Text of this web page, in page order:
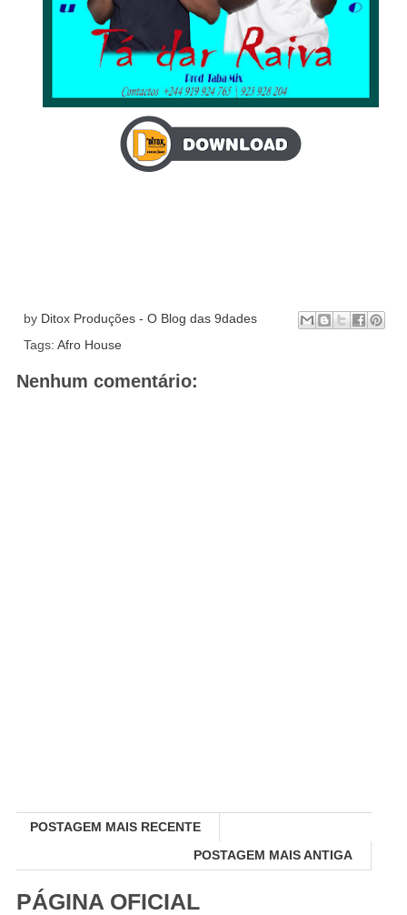
by Ditox Produções - O Blog das 9dades
Tags: Afro House
Nenhum comentário:
POSTAGEM MAIS RECENTE
POSTAGEM MAIS ANTIGA
PÁGINA OFICIAL